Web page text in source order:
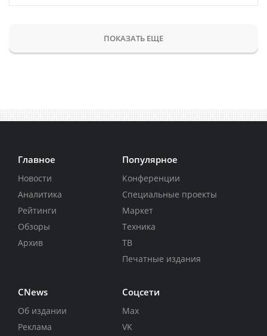
ПОКАЗАТЬ ЕЩЕ
Главное
Новости
Аналитика
Рейтинги
Обзоры
Архив
Популярное
Конференции
Специальные проекты
Маркет
Техника
ТВ
Печатные издания
CNews
Об издании
Реклама
Соцсети
Max
VK